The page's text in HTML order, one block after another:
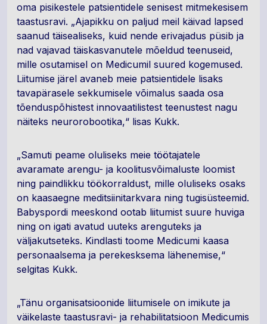
oma pisikestele patsientidele senisest mitmekesisem
taastusravi. „Ajapikku on paljud meil käivad lapsed
saanud täisealiseks, kuid nende erivajadus püsib ja
nad vajavad täiskasvanutele mõeldud teenuseid,
mille osutamisel on Medicumil suured kogemused.
Liitumise järel avaneb meie patsientidele lisaks
tavapärasele sekkumisele võimalus saada osa
tõenduspõhistest innovaatilistest teenustest nagu
näiteks neurorobootika,“ lisas Kukk.
„Samuti peame oluliseks meie töötajatele
avaramate arengu- ja koolitusvõimaluste loomist
ning paindlikku töökorraldust, mille oluliseks osaks
on kaasaegne meditsiinitarkvara ning tugisüsteemid.
Babyspordi meeskond ootab liitumist suure huviga
ning on igati avatud uuteks arenguteks ja
väljakutseteks. Kindlasti toome Medicumi kaasa
personaalsema ja perekesksema lähenemise,“
selgitas Kukk.
„Tänu organisatsioonide liitumisele on imikute ja
väikelaste taastusravi- ja rehabilitatsioon Medicumis